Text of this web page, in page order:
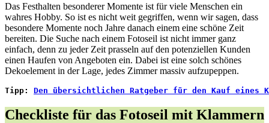
Das Festhalten besonderer Momente ist für viele Menschen ein
wahres Hobby. So ist es nicht weit gegriffen, wenn wir sagen, dass
besondere Momente noch Jahre danach einem eine schöne Zeit
bereiten. Die Suche nach einem Fotoseil ist nicht immer ganz
einfach, denn zu jeder Zeit prasseln auf den potenziellen Kunden
einen Haufen von Angeboten ein. Dabei ist eine solch schönes
Dekoelement in der Lage, jedes Zimmer massiv aufzupeppen.
Tipp: Den übersichtlichen Ratgeber für den Kauf
Checkliste für das Fotoseil mit Klammern